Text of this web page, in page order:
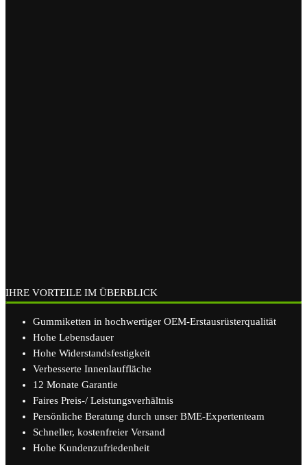
IHRE VORTEILE IM ÜBERBLICK
Gummiketten in hochwertiger OEM-Erstausrüsterqualität
Hohe Lebensdauer
Hohe Widerstandsfestigkeit
Verbesserte Innenlauffläche
12 Monate Garantie
Faires Preis-/ Leistungsverhältnis
Persönliche Beratung durch unser BME-Expertenteam
Schneller, kostenfreier Versand
Hohe Kundenzufriedenheit